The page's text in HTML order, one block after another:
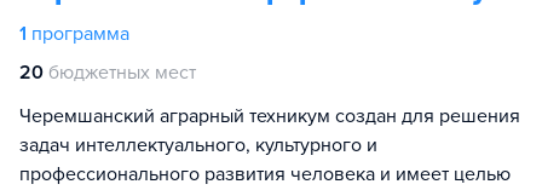
1 программа
20 бюджетных мест
Черемшанский аграрный техникум создан для решения
задач интеллектуального, культурного и
профессионального развития человека и имеет целью